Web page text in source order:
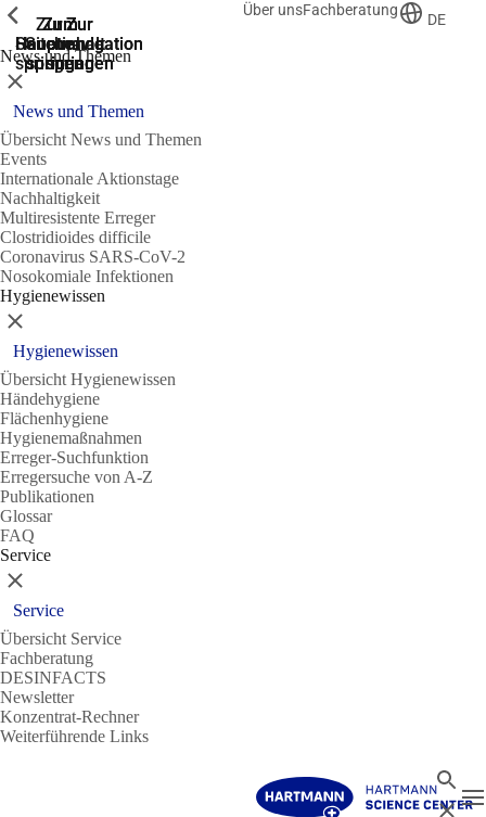
Zur
Suche
springen
Zur
Hauptnavigation
springen
Zur
Hauptnavigation
springen
Zum
Hauptinhalt
springen
Zum
Seitenende
springen
Über unsFachberatung
DE
News und Themen
Zeige vorherige
Schließen
News und Themen
Übersicht News und Themen
Events
Internationale Aktionstage
Nachhaltigkeit
Multiresistente Erreger
Clostridioides difficile
Coronavirus SARS-CoV-2
Nosokomiale Infektionen
Hygienewissen
Zeige vorherige
Schließen
Hygienewissen
Übersicht Hygienewissen
Händehygiene
Flächenhygiene
Hygienemaßnahmen
Erreger-Suchfunktion
Erregersuche von A-Z
Publikationen
Glossar
FAQ
Service
Zeige vorherige
Schließen
Service
Übersicht Service
Fachberatung
DESINFACTS
Newsletter
Konzentrat-Rechner
Weiterführende Links
Suche